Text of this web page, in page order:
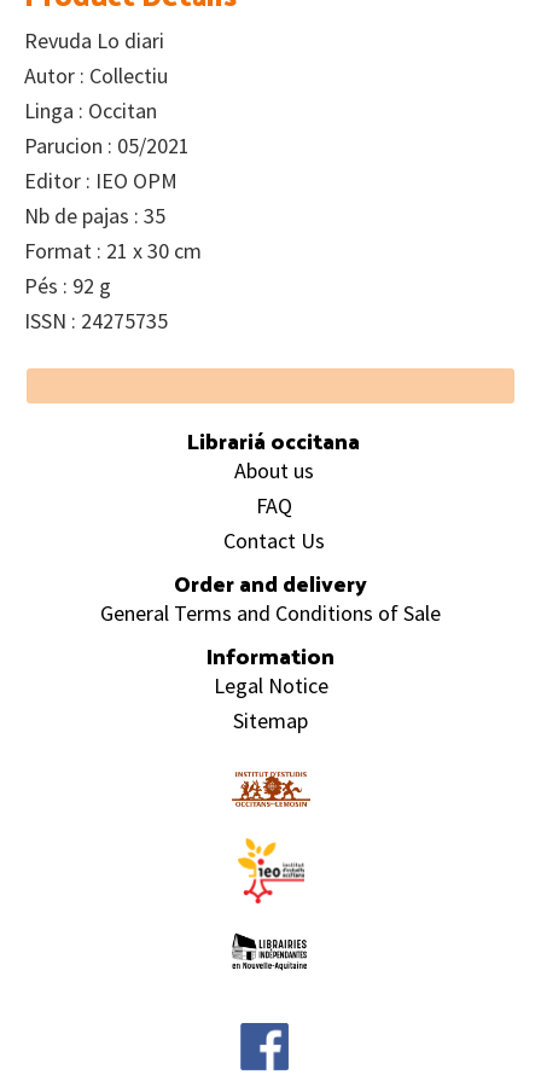
Revuda Lo diari
Autor : Collectiu
Linga : Occitan
Parucion : 05/2021
Editor : IEO OPM
Nb de pajas : 35
Format : 21 x 30 cm
Pés : 92 g
ISSN : 24275735
Footer
Librariá occitana
About us
FAQ
Contact Us
Order and delivery
General Terms and Conditions of Sale
Information
Legal Notice
Sitemap